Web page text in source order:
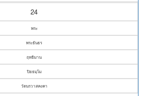
24
พระ
พระธันธร
ฤทธิมาน
ปิยธมฺโม
วัดนรวาสคงคา